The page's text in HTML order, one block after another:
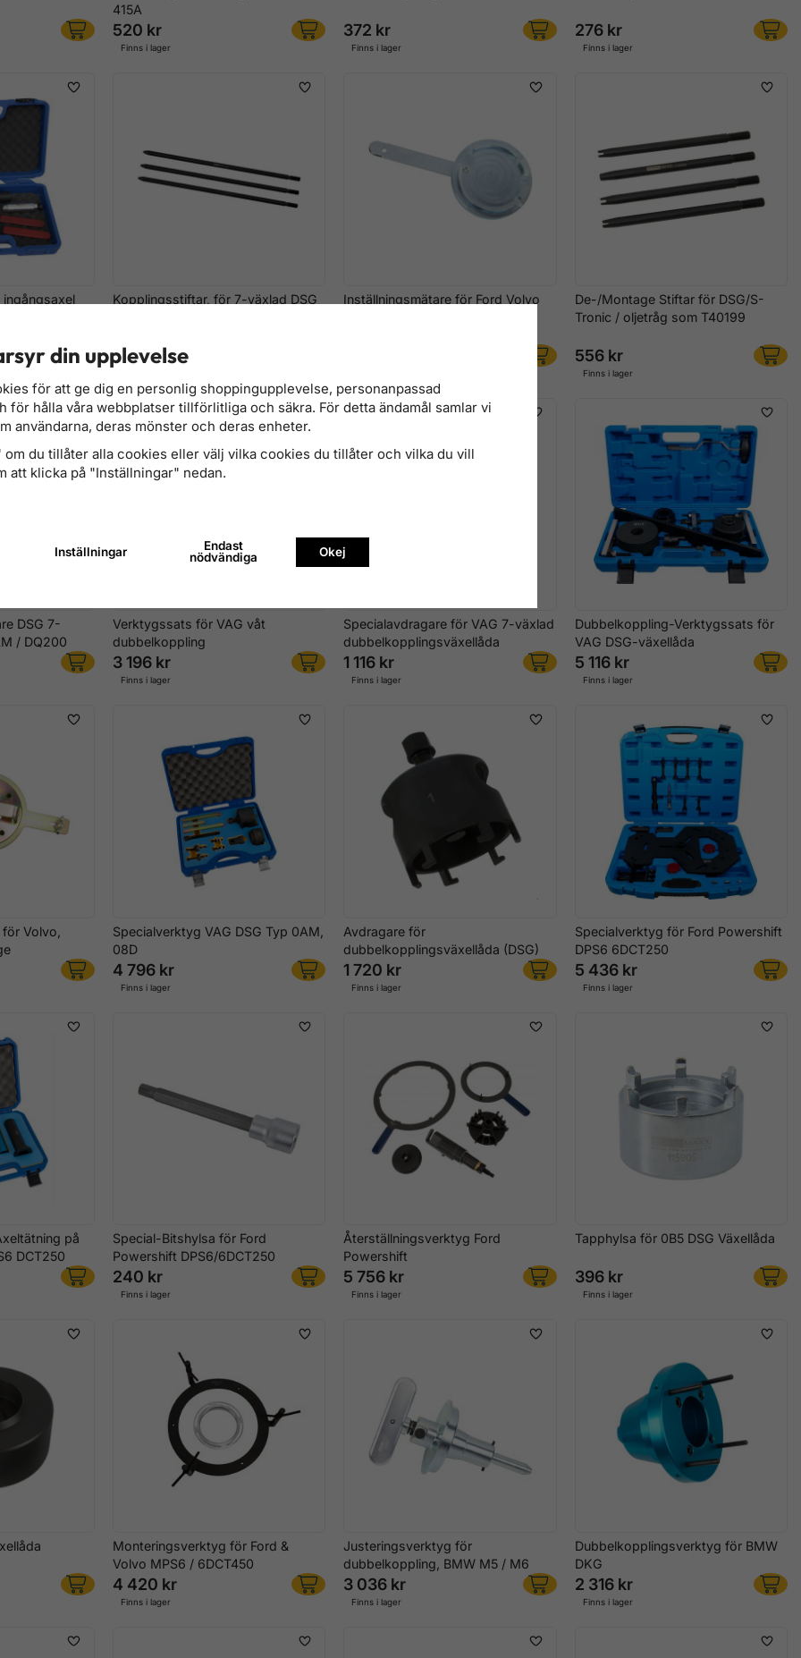
415A
520 kr
Finns i lager
372 kr
Finns i lager
276 kr
Finns i lager
Kopplingsstiftar, för 7-växlad DSG
356 kr
Inställningsmätare för Ford Volvo
De-/Montage Stiftar för DSG/S-
Tronic / oljetråg som T40199
556 kr
Finns i lager
DSG 7-
/ DQ200
Verktygssats för VAG våt
dubbelkoppling
3 196 kr
Finns i lager
Specialavdragare för VAG 7-växlad
dubbelkopplingsväxellåda
1 116 kr
Finns i lager
Dubbelkoppling-Verktygssats för
VAG DSG-växellåda
5 116 kr
Finns i lager
Volvo,
Specialverktyg VAG DSG Typ 0AM,
08D
4 796 kr
Finns i lager
Avdragare för
dubbelkopplingsväxellåda (DSG)
1 720 kr
Finns i lager
Specialverktyg för Ford Powershift
DPS6 6DCT250
5 436 kr
Finns i lager
på
DCT250
Special-Bitshylsa för Ford
Powershift DPS6/6DCT250
240 kr
Finns i lager
Återställningsverktyg Ford
Powershift
5 756 kr
Finns i lager
Tapphylsa för 0B5 DSG Växellåda
396 kr
Finns i lager
Monteringsverktyg för Ford &
Volvo MPS6 / 6DCT450
4 420 kr
Finns i lager
Justeringsverktyg för
dubbelkoppling, BMW M5 / M6
3 036 kr
Finns i lager
Dubbelkopplingsverktyg för BMW
DKG
2 316 kr
Finns i lager
din upplevelse
för att ge dig en personlig shoppingupplevelse, personanpassad
för hålla våra webbplatser tillförlitliga och säkra. För detta ändamål samlar vi
användarna, deras mönster och deras enheter.
om du tillåter alla cookies eller välj vilka cookies du tillåter och vilka du vill
att klicka på "Inställningar" nedan.
Inställningar
Endast
nödvändiga
Okej